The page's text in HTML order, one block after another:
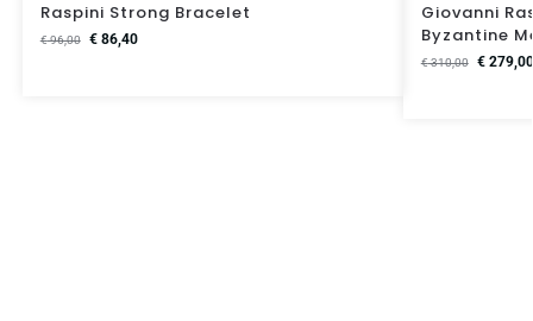
Raspini Strong Bracelet
€96,00 €86,40
Giovanni
Byzantine
€310,00 €279,00